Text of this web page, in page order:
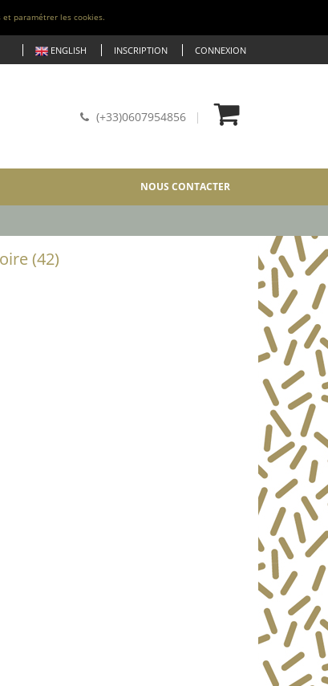
et paramétrer les cookies.
ENGLISH INSCRIPTION CONNEXION
(+33)0607954856
NOUS CONTACTER
(42)